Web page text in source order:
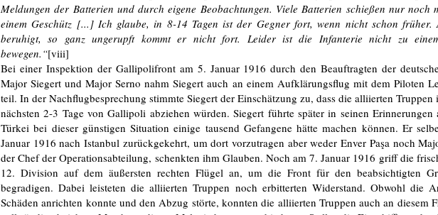
Meldungen der Batterien und durch eigene Beobachtungen. Viele Batterien schießen nur noch
einem Geschütz [...] Ich glaube, in 8-14 Tagen ist der Gegner fort, wenn nicht schon früher.
beruhigt, so ganz ungerupft kommt er nicht fort. Leider ist die Infanterie nicht zu
bewegen.“[viii]
Bei einer Inspektion der Gallipolifront am 5. Januar 1916 durch den Beauftragten der
Major Siegert und Major Serno nahm Siegert auch an einem Aufklärungsflug mit dem Piloten
teil. In der Nachflugbesprechung stimmte Siegert der Einschätzung zu, dass die alliierten Truppen
nächsten 2-3 Tage von Gallipoli abziehen würden. Siegert führte später in seinen Erinnerungen
Türkei bei dieser günstigen Situation einige tausend Gefangene hätte machen können. Er
Januar 1916 nach Istanbul zurückgekehrt, um dort vorzutragen aber weder Enver Paşa noch
der Chef der Operationsabteilung, schenkten ihm Glauben. Noch am 7. Januar 1916 griff die
12. Division auf dem äußersten rechten Flügel an, um die Front für den beabsichtigten
begradigen. Dabei leisteten die alliierten Truppen noch erbitterten Widerstand. Obwohl die
Schäden anrichten konnte und den Abzug störte, konnten die alliierten Truppen auch an diesem